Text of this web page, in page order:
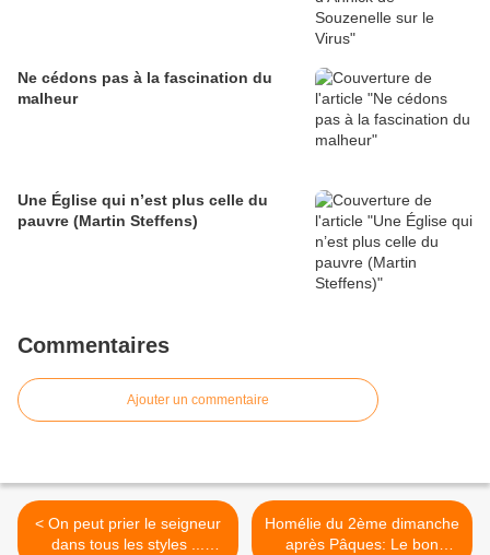
Ne cédons pas à la fascination du
malheur
Une Église qui n’est plus celle du
pauvre (Martin Steffens)
Commentaires
Ajouter un commentaire
< On peut prier le seigneur
dans tous les styles ...
Homélie du 2ème dimanche
après Pâques: Le bon